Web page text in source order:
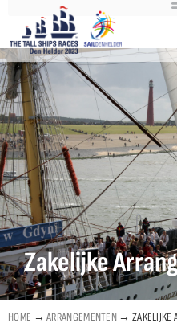
Zakelijke
HOME →ARRANGEMENTEN → ZAKELIJKE